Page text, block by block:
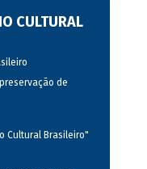
CULTURAL
de
Cultural Brasileiro"